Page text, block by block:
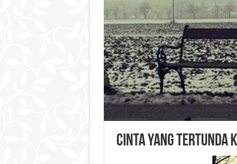
CINTA YANG TERTUNDA